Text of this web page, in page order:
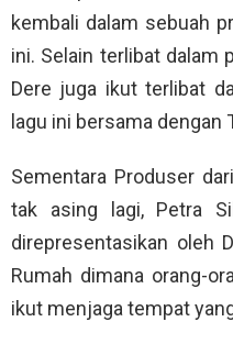
kembali dalam sebuah
ini. Selain terlibat dalam
Dere juga ikut terlibat
lagu ini bersama dengan
Sementara Produser
tak asing lagi, Petra
direpresentasikan oleh
Rumah dimana orang-
ikut menjaga tempat